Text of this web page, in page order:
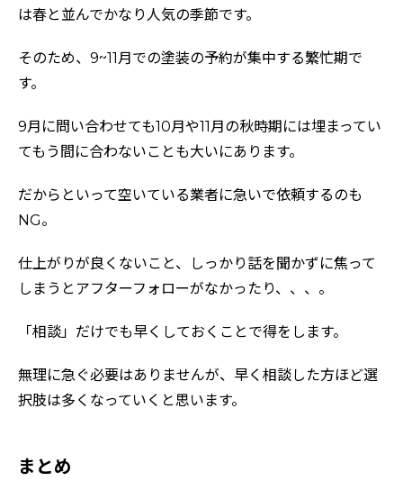
は春と並んでかなり人気の季節です。
そのため、9~11月での塗装の予約が集中する繁忙期で
す。
9月に問い合わせても10月や11月の秋時期には埋まってい
てもう間に合わないことも大いにあります。
だからといって空いている業者に急いで依頼するのも
NG。
仕上がりが良くないこと、しっかり話を聞かずに焦って
しまうとアフターフォローがなかったり、、、。
「相談」だけでも早くしておくことで得をします。
無理に急ぐ必要はありませんが、早く相談した方ほど選
択肢は多くなっていくと思います。
まとめ